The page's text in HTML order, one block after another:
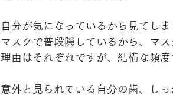
自分が気になっているから見てし
マスクで普段隠しているから、マ
理由はそれぞれですが、結構な頻
意外と見られている自分の歯、し